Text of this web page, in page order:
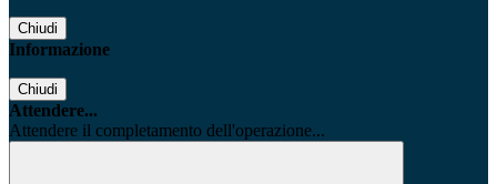
Chiudi
Informazione
Chiudi
Attendere...
Attendere il completamento dell'operazione...